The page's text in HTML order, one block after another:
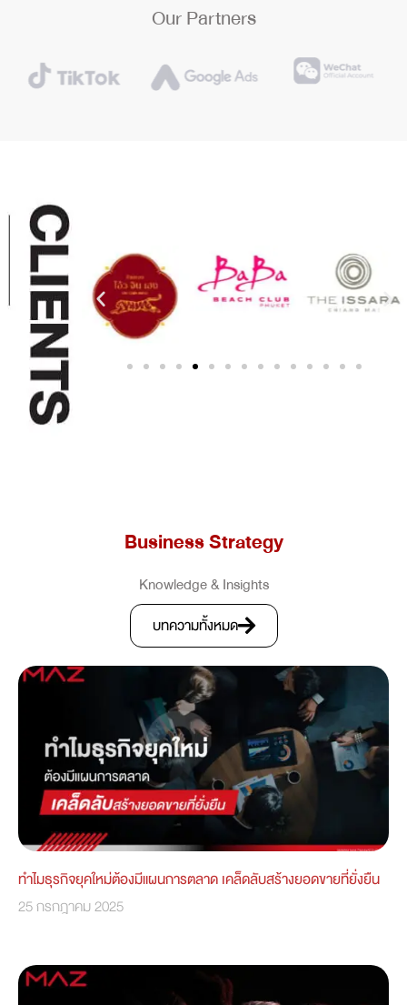
Our Partners
Business Strategy
Knowledge & Insights
บทความทั้งหมด
ทำไมธุรกิจยุคใหม่ต้องมีแผนการตลาด เคล็ดลับสร้างยอดขายที่ยั่งยืน
25 กรกฎาคม 2025